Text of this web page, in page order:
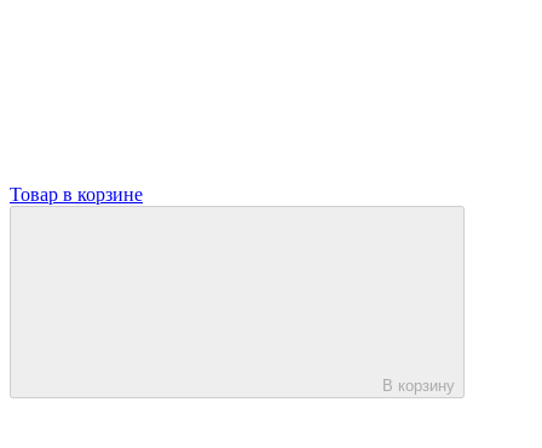
Товар в корзине
В корзину